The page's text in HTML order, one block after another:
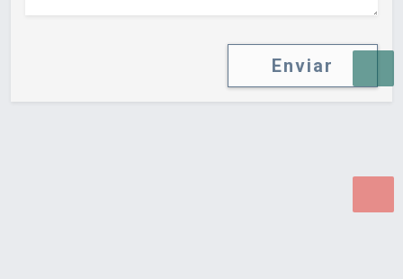
Enviar
www.cuboguia.com.br - Desenvolvimento de Sites e